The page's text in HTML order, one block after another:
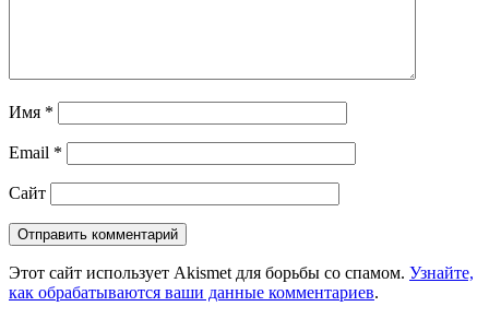
Имя *
Email *
Сайт
Этот сайт использует Akismet для борьбы со спамом. Узнайте,
как обрабатываются ваши данные комментариев.